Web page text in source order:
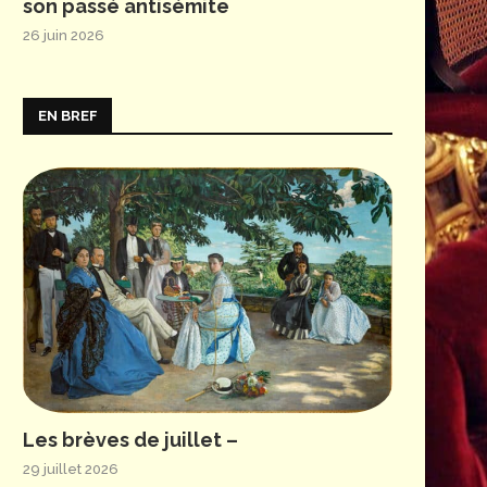
son passé antisémite
26 juin 2026
EN BREF
Les brèves de juillet –
29 juillet 2026